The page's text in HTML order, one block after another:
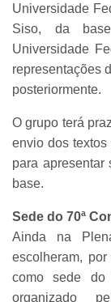
Universidade
Siso, da
Universidade
representações
posteriormente.
O grupo terá
envio dos
para apresentar
base.
Sede do 70ª
Ainda na
escolheram,
como sede do
organizado